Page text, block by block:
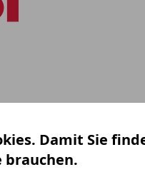
Damit Sie
brauchen.